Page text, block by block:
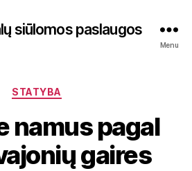
siūlomos paslaugos
Menu
Categories
STATYBA
namus pagal
gaires